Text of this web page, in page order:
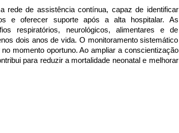
rede de assistência contínua, capaz de identificar
e oferecer suporte após a alta hospitalar. As
respiratórios, neurológicos, alimentares e de
dois anos de vida. O monitoramento sistemático
momento oportuno. Ao ampliar a conscientização
para reduzir a mortalidade neonatal e melhorar